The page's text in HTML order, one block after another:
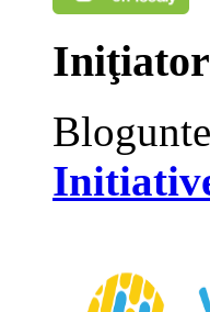
Iniţiator